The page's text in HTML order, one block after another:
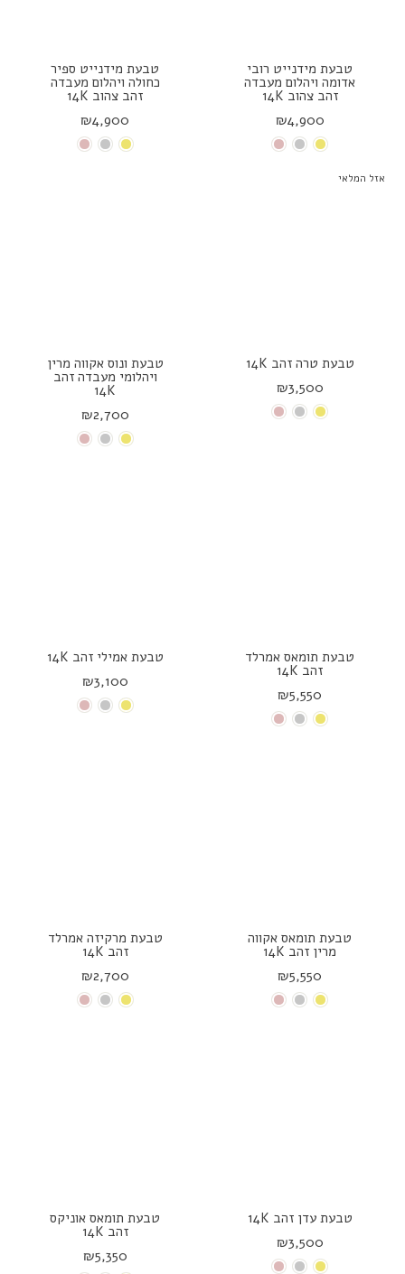
טבעת מידנייט רובי
אדומה ויהלום מעבדה
זהב צהוב 14K
₪4,900
טבעת מידנייט ספיר
כחולה ויהלום מעבדה
זהב צהוב 14K
₪4,900
אזל המלאי
טבעת טרה זהב 14K
₪3,500
טבעת ונוס אקווה מרין
ויהלומי מעבדה זהב
14K
₪2,700
טבעת תומאס אמרלד
זהב 14K
₪5,550
טבעת אמילי זהב 14K
₪3,100
טבעת תומאס אקווה
מרין זהב 14K
₪5,550
טבעת מרקיזה אמרלד
זהב 14K
₪2,700
טבעת עדן זהב 14K
₪3,500
טבעת תומאס אוניקס
זהב 14K
₪5,350